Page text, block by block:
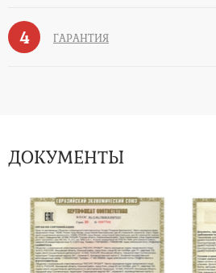
4 ГАРАНТИЯ
ДОКУМЕНТЫ